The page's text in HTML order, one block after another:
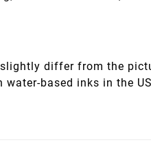
differ from the
water-based inks in the